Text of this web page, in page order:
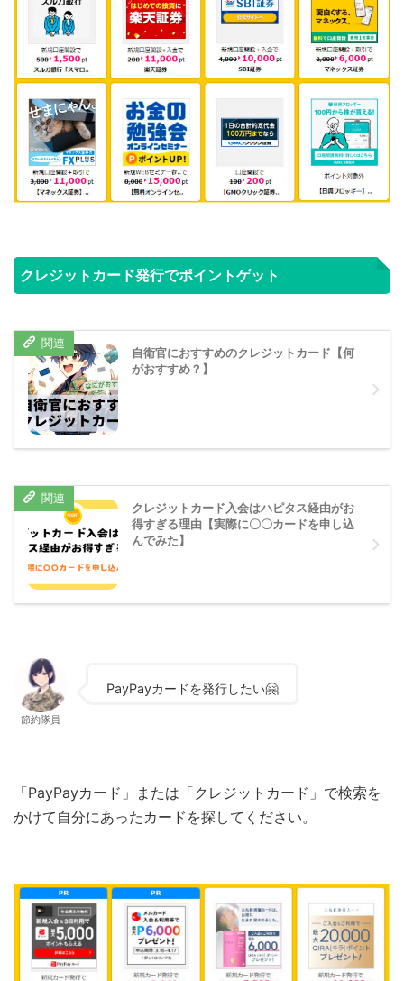
クレジットカード発行でポイントゲット
自衛官におすすめのクレジットカード【何
がおすすめ？】
クレジットカード入会はハピタス経由がお
得すぎる理由【実際に〇〇カードを申し込
んでみた】
節約隊員
PayPayカードを発行したい🤗
「PayPayカード」または「クレジットカード」で検索を
かけて自分にあったカードを探してください。